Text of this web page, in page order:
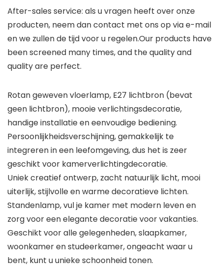
After-sales service: als u vragen heeft over onze
producten, neem dan contact met ons op via e-mail
en we zullen de tijd voor u regelen.Our products have
been screened many times, and the quality and
quality are perfect.
Rotan geweven vloerlamp, E27 lichtbron (bevat
geen lichtbron), mooie verlichtingsdecoratie,
handige installatie en eenvoudige bediening.
Persoonlijkheidsverschijning, gemakkelijk te
integreren in een leefomgeving, dus het is zeer
geschikt voor kamerverlichtingdecoratie.
Uniek creatief ontwerp, zacht natuurlijk licht, mooi
uiterlijk, stijlvolle en warme decoratieve lichten.
Standenlamp, vul je kamer met modern leven en
zorg voor een elegante decoratie voor vakanties.
Geschikt voor alle gelegenheden, slaapkamer,
woonkamer en studeerkamer, ongeacht waar u
bent, kunt u unieke schoonheid tonen.